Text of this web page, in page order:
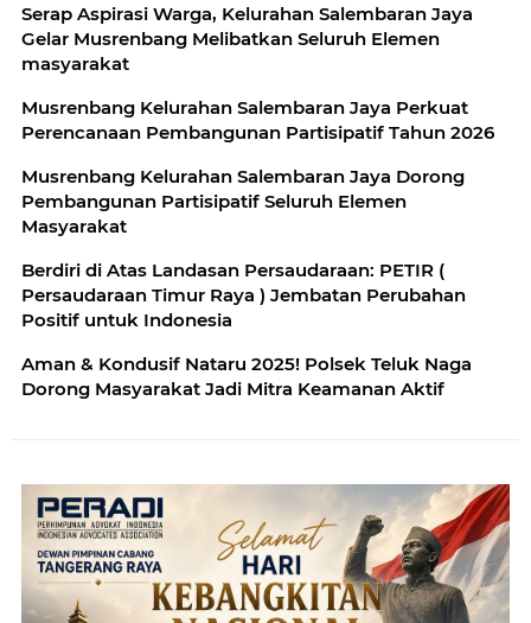
Serap Aspirasi Warga, Kelurahan Salembaran Jaya
Gelar Musrenbang Melibatkan Seluruh Elemen
masyarakat
Musrenbang Kelurahan Salembaran Jaya Perkuat
Perencanaan Pembangunan Partisipatif Tahun 2026
Musrenbang Kelurahan Salembaran Jaya Dorong
Pembangunan Partisipatif Seluruh Elemen
Masyarakat
Berdiri di Atas Landasan Persaudaraan: PETIR (
Persaudaraan Timur Raya ) Jembatan Perubahan
Positif untuk Indonesia
Aman & Kondusif Nataru 2025! Polsek Teluk Naga
Dorong Masyarakat Jadi Mitra Keamanan Aktif